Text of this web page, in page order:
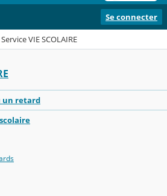
Se connecter
VIE SCOLAIRE
un retard